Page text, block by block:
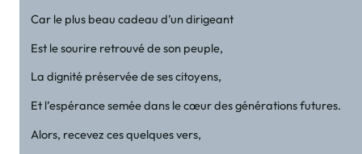
Car le plus beau cadeau d’un dirigeant
Est le sourire retrouvé de son peuple,
La dignité préservée de ses citoyens,
Et l’espérance semée dans le cœur des générations futures.
Alors, recevez ces quelques vers,